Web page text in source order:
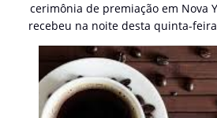
cerimônia de premiação em Nova
recebeu na noite desta quinta-